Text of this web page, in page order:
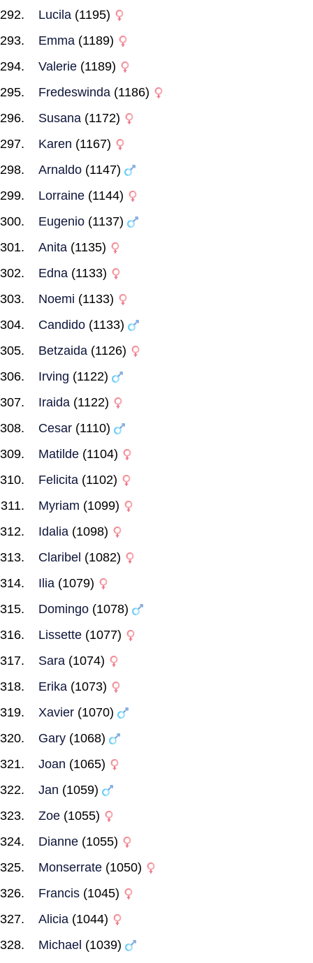
Lucila (1195)
Emma (1189)
Valerie (1189)
Fredeswinda (1186)
Susana (1172)
Karen (1167)
Arnaldo (1147)
Lorraine (1144)
Eugenio (1137)
Anita (1135)
Edna (1133)
Noemi (1133)
Candido (1133)
Betzaida (1126)
Irving (1122)
Iraida (1122)
Cesar (1110)
Matilde (1104)
Felicita (1102)
Myriam (1099)
Idalia (1098)
Claribel (1082)
Ilia (1079)
Domingo (1078)
Lissette (1077)
Sara (1074)
Erika (1073)
Xavier (1070)
Gary (1068)
Joan (1065)
Jan (1059)
Zoe (1055)
Dianne (1055)
Monserrate (1050)
Francis (1045)
Alicia (1044)
Michael (1039)